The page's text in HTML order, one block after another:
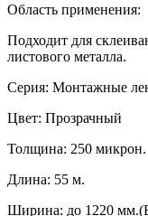
Область применения:
Подходит для
листового металла.
Серия: Монтажные
Цвет: Прозрачный
Толщина: 250 микрон.
Длина: 55 м.
Ширина: до 1220